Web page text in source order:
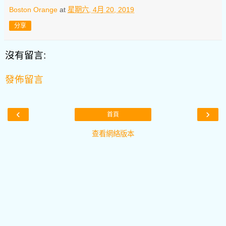
Boston Orange at 星期六, 4月 20, 2019
分享
沒有留言:
發佈留言
‹ ›
首頁
查看網絡版本